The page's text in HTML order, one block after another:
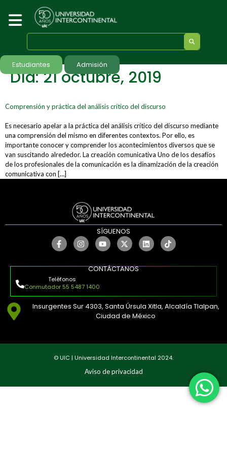
Estudiantes Admisión
Día:21 octubre, 2019
Comprensión y práctica del análisis crítico del discurso
Es necesario apelar a la práctica del análisis crítico del discurso mediante
una comprensión del mismo en diferentes contextos. Por ello, es
importante conocer y comprender los acontecimientos diversos que se
van suscitando alrededor. La creación comunicativa Uno de los desafíos
de los profesionales de la comunicación es la dinamización de la creación
comunicativa con […]
SÍGUENOS
CONTÁCTANOS
Teléfonos
Conmutador 55 5487 1400
Insurgentes Sur 4303, Santa Úrsula Xitla, Alcaldía Tlalpan,
Ciudad de México
© UIC | Universidad Intercontinental 2024.
Aviso de privacidad